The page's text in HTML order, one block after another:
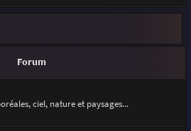
e
e
Forum
ciel, nature et paysages...